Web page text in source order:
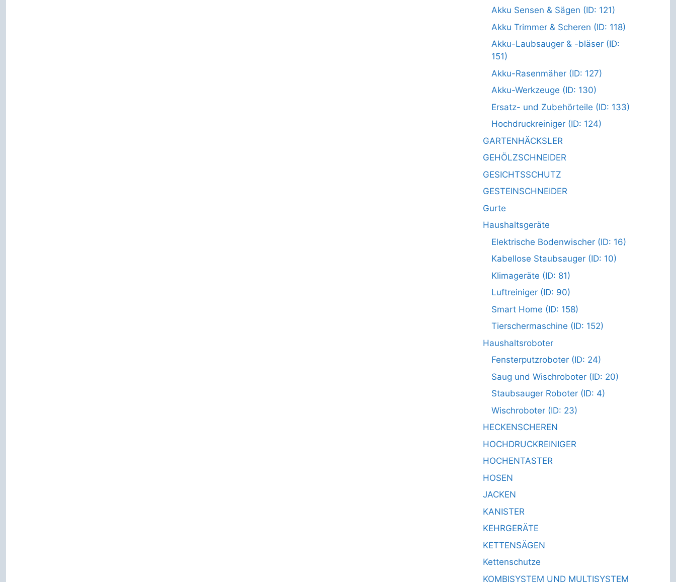
Akku Sensen & Sägen (ID: 121)
Akku Trimmer & Scheren (ID: 118)
Akku-Laubsauger & -bläser (ID:
151)
Akku-Rasenmäher (ID: 127)
Akku-Werkzeuge (ID: 130)
Ersatz- und Zubehörteile (ID: 133)
Hochdruckreiniger (ID: 124)
GARTENHÄCKSLER
GEHÖLZSCHNEIDER
GESICHTSSCHUTZ
GESTEINSCHNEIDER
Gurte
Haushaltsgeräte
Elektrische Bodenwischer (ID: 16)
Kabellose Staubsauger (ID: 10)
Klimageräte (ID: 81)
Luftreiniger (ID: 90)
Smart Home (ID: 158)
Tierschermaschine (ID: 152)
Haushaltsroboter
Fensterputzroboter (ID: 24)
Saug und Wischroboter (ID: 20)
Staubsauger Roboter (ID: 4)
Wischroboter (ID: 23)
HECKENSCHEREN
HOCHDRUCKREINIGER
HOCHENTASTER
HOSEN
JACKEN
KANISTER
KEHRGERÄTE
KETTENSÄGEN
Kettenschutze
KOMBISYSTEM UND MULTISYSTEM